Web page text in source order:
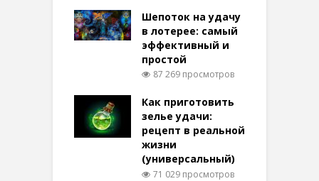
Шепоток на удачу
в лотерее: самый
эффективный и
простой
87 269 просмотров
Как приготовить
зелье удачи:
рецепт в реальной
жизни
(универсальный)
71 029 просмотров